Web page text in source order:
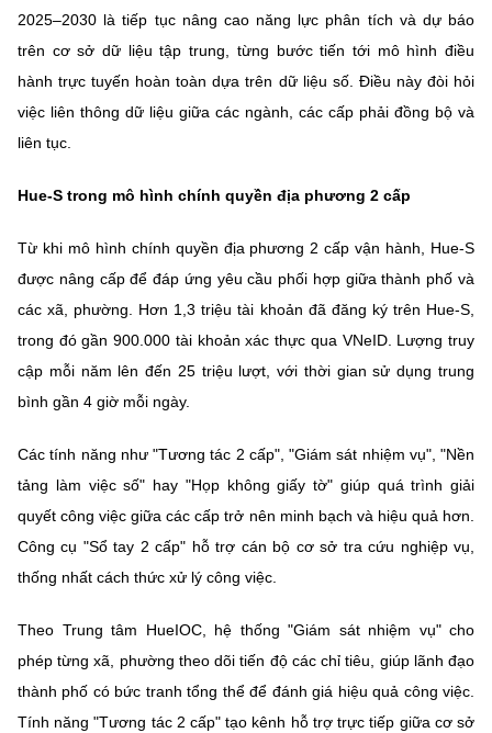
2025–2030 là tiếp tục nâng cao năng lực phân tích và dự báo
trên cơ sở dữ liệu tập trung, từng bước tiến tới mô hình điều
hành trực tuyến hoàn toàn dựa trên dữ liệu số. Điều này đòi hỏi
việc liên thông dữ liệu giữa các ngành, các cấp phải đồng bộ và
liên tục.
Hue-S trong mô hình chính quyền địa phương 2 cấp
Từ khi mô hình chính quyền địa phương 2 cấp vận hành, Hue-S
được nâng cấp để đáp ứng yêu cầu phối hợp giữa thành phố và
các xã, phường. Hơn 1,3 triệu tài khoản đã đăng ký trên Hue-S,
trong đó gần 900.000 tài khoản xác thực qua VNeID. Lượng truy
cập mỗi năm lên đến 25 triệu lượt, với thời gian sử dụng trung
bình gần 4 giờ mỗi ngày.
Các tính năng như "Tương tác 2 cấp", "Giám sát nhiệm vụ", "Nền
tảng làm việc số" hay "Họp không giấy tờ" giúp quá trình giải
quyết công việc giữa các cấp trở nên minh bạch và hiệu quả hơn.
Công cụ "Sổ tay 2 cấp" hỗ trợ cán bộ cơ sở tra cứu nghiệp vụ,
thống nhất cách thức xử lý công việc.
Theo Trung tâm HueIOC, hệ thống "Giám sát nhiệm vụ" cho
phép từng xã, phường theo dõi tiến độ các chỉ tiêu, giúp lãnh đạo
thành phố có bức tranh tổng thể để đánh giá hiệu quả công việc.
Tính năng "Tương tác 2 cấp" tạo kênh hỗ trợ trực tiếp giữa cơ sở